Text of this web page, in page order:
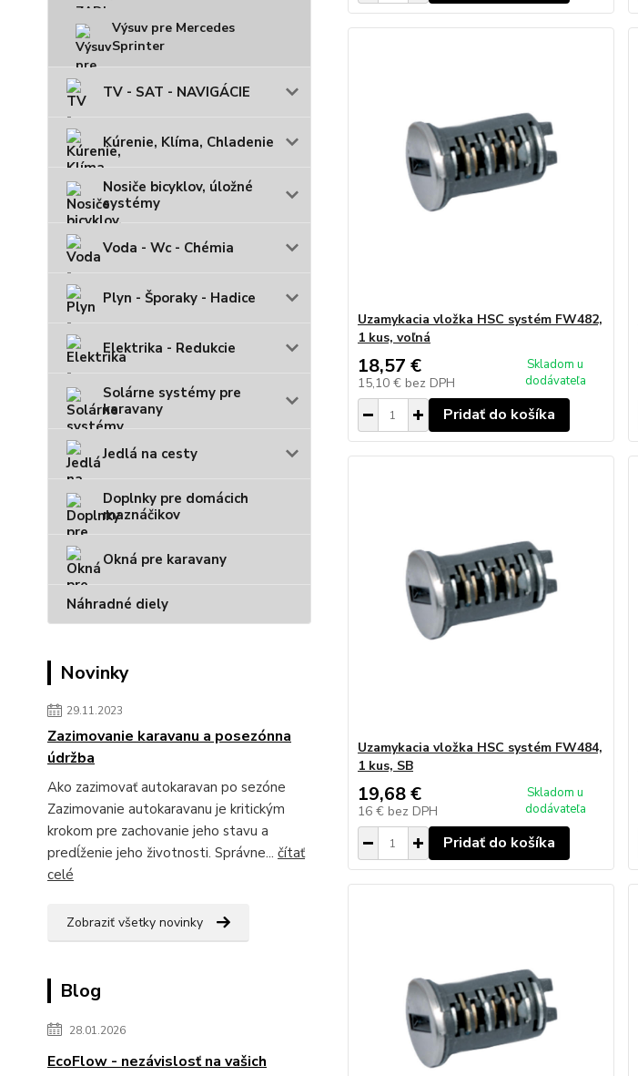
Výsuv pre Mercedes
Sprinter
TV - SAT - NAVIGÁCIE
Kúrenie, Klíma, Chladenie
Nosiče bicyklov, úložné
systémy
Voda - Wc - Chémia
Plyn - Šporaky - Hadice
Elektrika - Redukcie
Solárne systémy pre
karavany
Jedlá na cesty
Doplnky pre domácich
maznáčikov
Okná pre karavany
Náhradné diely
Novinky
29.11.2023
Zazimovanie karavanu a posezónna
údržba
Ako zazimovať autokaravan po sezóne
Zazimovanie autokaravanu je kritickým
krokom pre zachovanie jeho stavu a
predĺženie jeho životnosti. Správne... čítať
celé
Zobraziť všetky novinky
Blog
28.01.2026
EcoFlow - nezávislosť na vašich
Uzamykacia vložka HSC systém FW482,
1 kus, voľná
18,57 €
15,10 € bez DPH
Skladom u
dodávateľa
Pridať do košíka
Uzamykacia vložka HSC systém FW484,
1 kus, SB
19,68 €
16 € bez DPH
Skladom u
dodávateľa
Pridať do košíka